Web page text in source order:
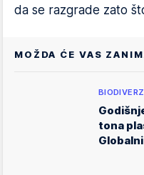
da se razgrade zato
MOŽDA ĆE VAS
tona